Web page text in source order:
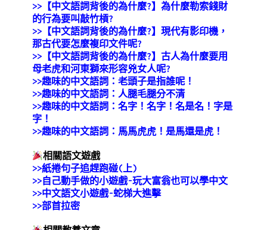
>>【中文語詞背後的為什麼?】為什麼勒索錢財
的行為要叫敲竹槓?
>>【中文語詞背後的為什麼?】現代有影印機，
那古代要怎麼複印文件呢?
>>【中文語詞背後的為什麼?】古人為什麼要用
母老虎和河東獅來形容兇女人呢?
>>趣味的中文語詞：老頭子是指誰呢！
>>趣味的中文語詞：人腿毛腿分不清
>>趣味的中文語詞：名字！名字！名是名！字是
字！
>>趣味的中文語詞：馬馬虎虎！是馬還是虎！
相關語文遊戲
>>紙捲句子追趕跑碰(上)
>>自己動手做的小遊戲-玩大富翁也可以學中文
>>中文語文小遊戲-蛇梯大進擊
>>部首拉密